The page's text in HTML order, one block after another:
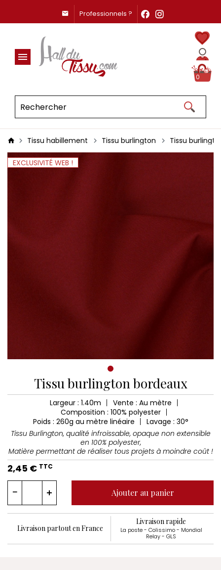
Professionnels ?
0
Tissu habillement Tissu burlington Tissu
EXCLUSIVITÉ WEB !
Tissu burlington bordeaux
Largeur : 1.40m
Vente : Au mètre
Composition : 100% polyester
Poids : 260g au mètre linéaire
Lavage : 30°
Tissu Burlington, qualité infroissable, opaque non extensible
en 100% polyester,
Matière permettant de réaliser tous projets à moindre coût !
2,45 € TTC
Ajouter au panier
Livraison partout en France
Livraison rapide
La poste - Colissimo - Mondial
Relay - GLS